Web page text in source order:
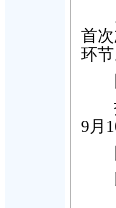
首
环节
网
报
9月
网
以